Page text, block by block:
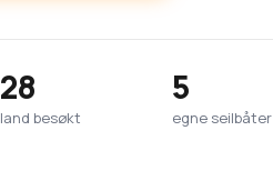
28
land besøkt
5
egne seilbåter